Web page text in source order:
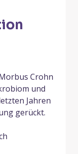
Crohn
und
Jahren
gerückt.